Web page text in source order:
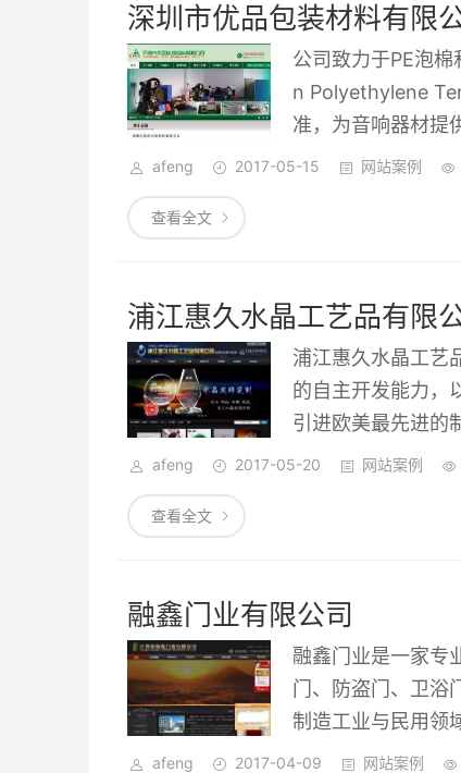
深圳市优品包装材料有限
公司致力于PE泡
n Polyethylene
准，为音响器材提
保测试，让产品畅
afeng 2017-05-15 网站案例
查看全文
浦江惠久水晶工艺品有限
浦江惠久水晶工艺
的自主开发能力，
引进欧美最先进的
雅、精美绝伦的各
afeng 2017-05-20 网站案例
查看全文
融鑫门业有限公司
融鑫门业是一家专
门、防盗门、卫浴
制造工业与民用领
地成立代理商、分
afeng 2017-04-09 网站案例